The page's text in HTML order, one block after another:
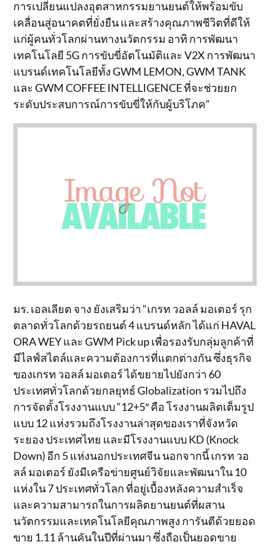
การเปลี่ยนแปลงอุตสาหกรรมยานยนต์ให้พร้อมขับ
เคลื่อนสู่อนาคตที่ยั่งยืน และสร้างคุณภาพชีวิตที่ดีให้
แก่ผู้คนทั่วโลกผ่านทางนวัตกรรม อาทิ การพัฒนา
เทคโนโลยี 5G การขับขี่อัตโนมัติและ V2X การพัฒนา
แบรนด์เทคโนโลยีทั้ง GWM LEMON, GWM TANK
และ GWM COFFEE INTELLIGENCE ที่จะช่วยยก
ระดับประสบการณ์การขับขี่ให้กับผู้บริโภค”
มร. เอลเลียต จาง ยังเสริมว่า “เกรท วอลล์ มอเตอร์ รุก
ตลาดทั่วโลกด้วยรถยนต์ 4 แบรนด์หลัก ได้แก่ HAVAL
ORA WEY และ GWM Pick up เพื่อรองรับกลุ่มลูกค้าที่
มีไลฟ์สไตล์และความต้องการที่แตกต่างกัน ซึ่งธุรกิจ
ของเกรท วอลล์ มอเตอร์ ได้ขยายไปยังกว่า 60
ประเทศทั่วโลกด้วยกลยุทธ์ Globalization รวมไปถึง
การจัดตั้งโรงงานแบบ “12+5″ คือ โรงงานผลิตเต็มรูป
แบบ 12 แห่งรวมถึงโรงงานล่าสุดของเราที่จังหวัด
ระยอง ประเทศไทย และมีโรงงานแบบ KD (Knock
Down) อีก 5 แห่งนอกประเทศจีน นอกจากนี้ เกรท วอ
ลล์ มอเตอร์ ยังมีเครือข่ายศูนย์วิจัยและพัฒนาใน 10
แห่งใน 7 ประเทศทั่วโลก ที่อยู่เบื้องหลังความสำเร็จ
และความสามารถในการผลิตยานยนต์ที่ผสาน
นวัตกรรมและเทคโนโลยีคุณภาพสูง การันตีด้วยยอด
ขาย 1.11 ล้านคันในปีที่ผ่านมา ซึ่งถือเป็นยอดขาย